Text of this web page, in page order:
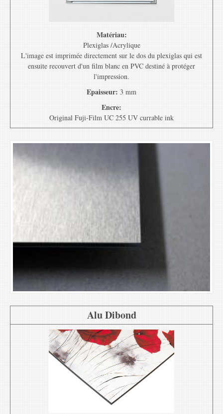
Matériau:
Plexiglas /Acrylique
L'image est imprimée directement sur le dos du plexiglas qui est
ensuite recouvert d'un film blanc en PVC destiné à protéger
l'impression.
Epaisseur: 3 mm
Encre:
Original Fuji-Film UC 255 UV currable ink
Alu Dibond